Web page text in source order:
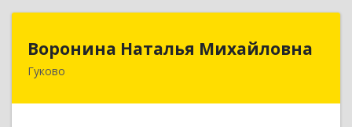
Воронина Наталья Михайловна
Гуково
Воронина Наталья Михайловна